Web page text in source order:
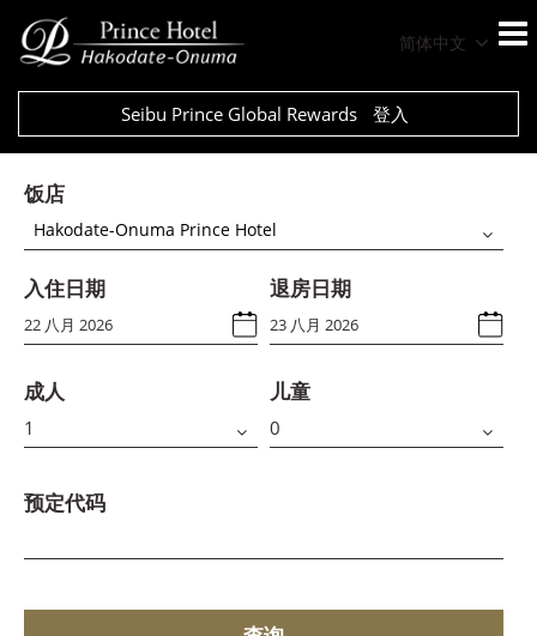
简体中文
Seibu Prince Global Rewards 登入
饭店
Hakodate-Onuma Prince Hotel
入住日期 退房日期
成人 儿童
预定代码